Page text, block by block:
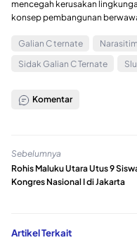
mencegah kerusakan
konsep pembangunan
Galian C ternate
Sidak Galian C Ternate
Komentar
Sebelumnya
Rohis Maluku Utara Utus 9
Kongres Nasional I di Jakarta
Artikel Terkait